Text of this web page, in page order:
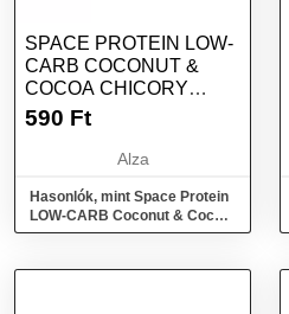
SPACE PROTEIN LOW-
CARB COCONUT &
COCOA CHICORY
PROTEIN BAR 30G
590 Ft
Alza
Hasonlók, mint Space Protein
LOW-CARB Coconut & Cocoa
Chicory Protein bar 30g